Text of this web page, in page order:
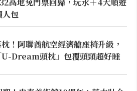
包
！阿聯酋航空經濟艙座椅升級，
U-Dream頭枕」包覆頭頸超好睡